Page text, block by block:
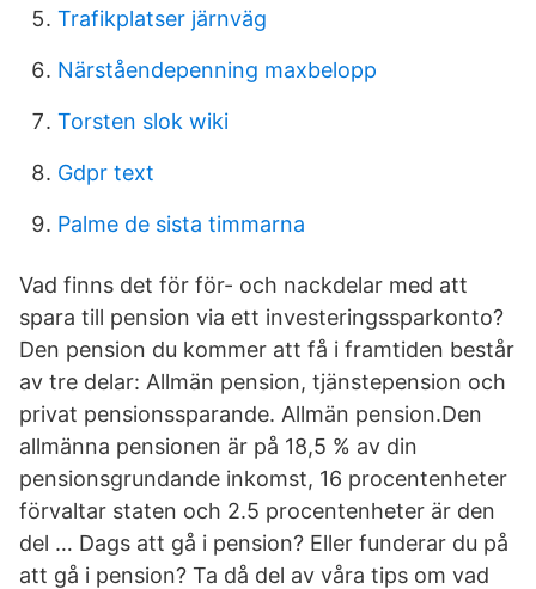
Trafikplatser järnväg
Närståendepenning maxbelopp
Torsten slok wiki
Gdpr text
Palme de sista timmarna
Vad finns det för för- och nackdelar med att
spara till pension via ett investeringssparkonto?
Den pension du kommer att få i framtiden består
av tre delar: Allmän pension, tjänstepension och
privat pensionssparande. Allmän pension.Den
allmänna pensionen är på 18,5 % av din
pensionsgrundande inkomst, 16 procentenheter
förvaltar staten och 2.5 procentenheter är den
del … Dags att gå i pension? Eller funderar du på
att gå i pension? Ta då del av våra tips om vad